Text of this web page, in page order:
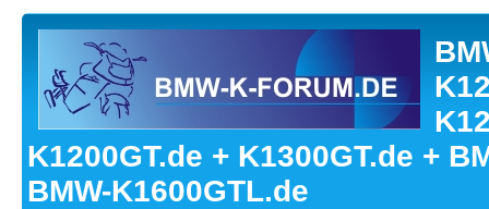
K1200GT.de + K1300GT.de +
BMW-K1600GTL.de